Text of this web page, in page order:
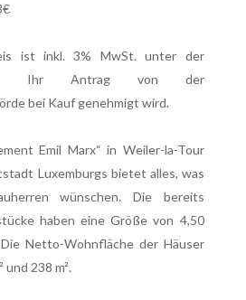
ist inkl. 3% MwSt. unter der
Ihr Antrag von der
bei Kauf genehmigt wird.
Emil Marx“ in Weiler-la-Tour
Luxemburgs bietet alles, was
wünschen. Die bereits
haben eine Größe von 4,50
Netto-Wohnfläche der Häuser
und 238 m².